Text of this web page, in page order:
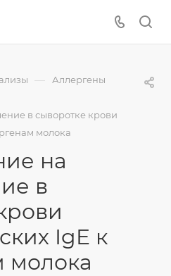
— Аллергены
в сыворотке крови
молока
на
в
IgE к
молока